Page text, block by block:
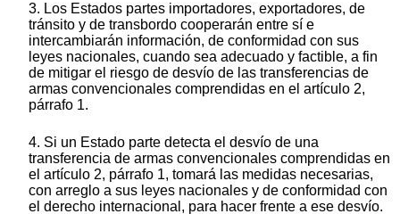
3. Los Estados partes importadores, exportadores, de
tránsito y de transbordo cooperarán entre sí e
intercambiarán información, de conformidad con sus
leyes nacionales, cuando sea adecuado y factible, a fin
de mitigar el riesgo de desvío de las transferencias de
armas convencionales comprendidas en el artículo 2,
párrafo 1.
4. Si un Estado parte detecta el desvío de una
transferencia de armas convencionales comprendidas en
el artículo 2, párrafo 1, tomará las medidas necesarias,
con arreglo a sus leyes nacionales y de conformidad con
el derecho internacional, para hacer frente a ese desvío.